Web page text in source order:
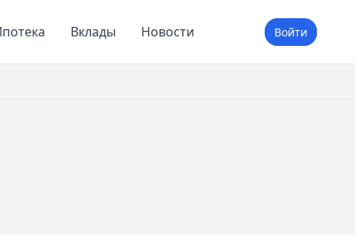
Вклады Новости Войти